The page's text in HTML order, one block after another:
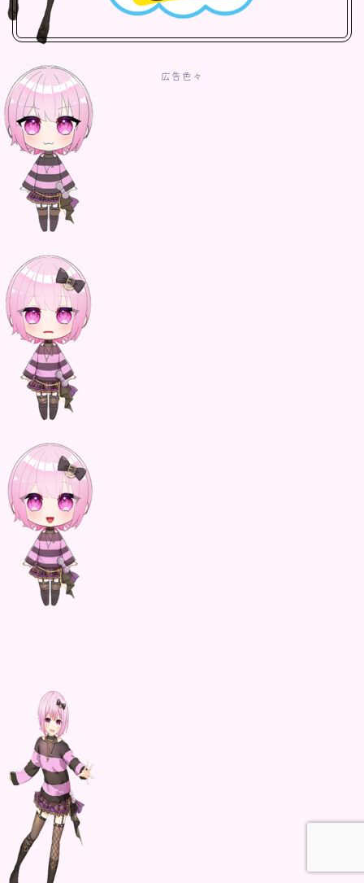
広告色々